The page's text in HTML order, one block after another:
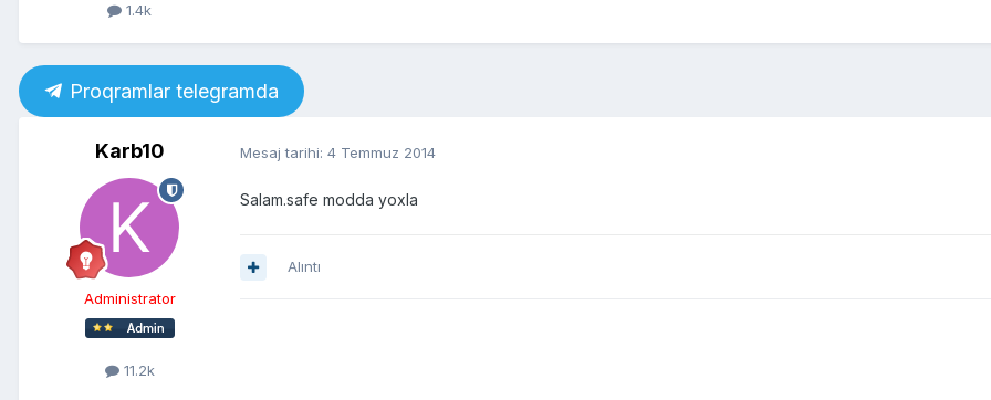
1.4k
Proqramlar telegramda
Karb10
Administrator
11.2k
Mesaj tarihi: 4 Temmuz 2014
Salam.safe modda yoxla
Alıntı